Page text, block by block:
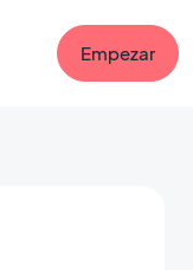
Empezar